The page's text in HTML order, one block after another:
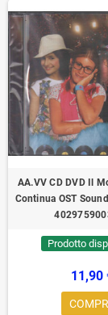
AA.VV ‎CD DVD Il
Continua OST
Prodotto
11,90